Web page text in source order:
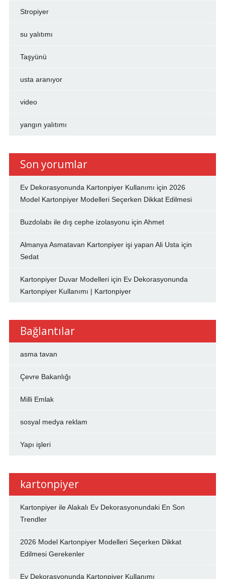
Stropiyer
su yalıtımı
Taşyünü
usta aranıyor
video
yangın yalıtımı
Son yorumlar
Ev Dekorasyonunda Kartonpiyer Kullanımı için 2026
Model Kartonpiyer Modelleri Seçerken Dikkat Edilmesi
Buzdolabı ile dış cephe izolasyonu için Ahmet
Almanya Asmatavan Kartonpiyer işi yapan Ali Ustaiçin
Sedat
Kartonpiyer Duvar Modelleriiçin Ev Dekorasyonunda
Kartonpiyer Kullanımı | Kartonpiyer
Bağlantılar
asma tavan
Çevre Bakanlığı
Milli Emlak
sosyal medya reklam
Yapı işleri
kartonpiyer
Kartonpiyer ile Alakalı Ev Dekorasyonundaki En Son
Trendler
2026 Model Kartonpiyer Modelleri Seçerken Dikkat
Edilmesi Gerekenler
Ev Dekorasyonunda Kartonpiyer Kullanımı